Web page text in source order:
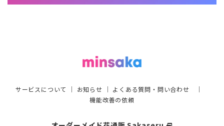
サービスについて ｜ お知らせ ｜ よくある質問・問い合わせ ｜
機能改善の依頼